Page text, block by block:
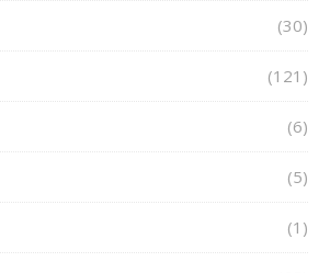
(30)
(121)
(6)
(5)
(1)